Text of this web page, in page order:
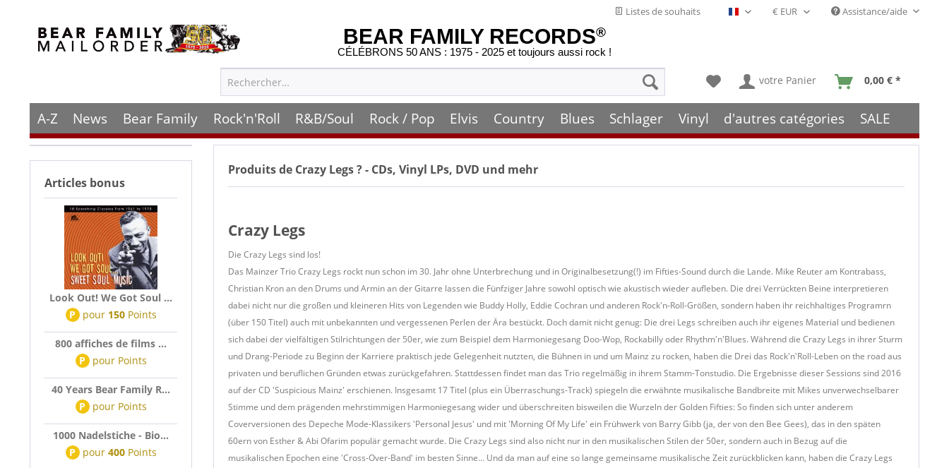
Listes de souhaits Français- FR Assistance/aide
BEAR FAMILY RECORDS®
CÉLÉBRONS 50 ANS : 1975 - 2025 et toujours aussi rock !
votre Panier 0,00 € *
A-Z News Bear Family Rock'n'Roll R&B/Soul Rock / Pop Elvis Country Blues Schlager Vinyl d'autres catégories SALE
Articles bonus
Look Out! We Got Soul ...
P pour 150Points
800 affiches de films ...
P pour Points
40 Years Bear Family R...
P pour Points
1000 Nadelstiche - Bio...
P pour 400Points
Produits de Crazy Legs? - CDs, Vinyl LPs, DVD und mehr
Crazy Legs
Die Crazy Legs sind los!
Das Mainzer Trio Crazy Legs rockt nun schon im 30. Jahr ohne Unterbrechung und in Originalbesetzung(!) im Fifties-Sound durch die Lande. Mike Reuter am Kontrabass,
Christian Kron an den Drums und Armin an der Gitarre lassen die Fünfziger Jahre sowohl optisch wie akustisch wieder aufleben. Die drei Verrückten Beine interpretieren
dabei nicht nur die großen und kleineren Hits von Legenden wie Buddy Holly, Eddie Cochran und anderen Rock'n-Roll-Größen, sondern haben ihr reichhaltiges Programrn
(über 150 Titel) auch mit unbekannten und vergessenen Perlen der Ära bestückt. Doch damit nicht genug: Die drei Legs schreiben auch ihr eigenes Material und bedienen
sich dabei der vielfältigen Stilrichtungen der 50er, wie zum Beispiel dem Harmoniegesang Doo-Wop, Rockabilly oder Rhythm'n'Blues. Während die Crazy Legs in ihrer Sturm
und Drang-Periode zu Beginn der Karriere praktisch jede Gelegenheit nutzten, die Bühnen in und um Mainz zu rocken, haben die Drei das Rock'n'Roll-Leben on the road aus
privaten und beruflichen Gründen etwas zurückgefahren. Stattdessen findet man das Trio regelmäßig in ihrem Stamm-Tonstudio. Die Ergebnisse dieser Sessions sind 2016
auf der CD 'Suspicious Mainz' erschienen. Insgesamt 17 Titel (plus ein Überraschungs-Track) spiegeln die erwähnte musikalische Bandbreite mit Mikes unverwechselbarer
Stimme und dem prägenden mehrstimmigen Harmoniegesang wider und überschreiten bisweilen die Wurzeln der Golden Fifties: So finden sich unter anderem
Coverversionen des Depeche Mode-Klassikers 'Personal Jesus' und mit 'Morning Of My Life' ein Frühwerk von Barry Gibb (ja, der von den Bee Gees), das in den späten
60ern von Esther & Abi Ofarim populär gemacht wurde. Die Crazy Legs sind also nicht nur in den musikalischen Stilen der 50er, sondern auch in Bezug auf die
musikalischen Epochen eine 'Cross-Over-Band' im besten Sinne... Und da man auf eine so lange gemeinsame musikalische Zeit zurückblicken kann, haben die Crazy Legs